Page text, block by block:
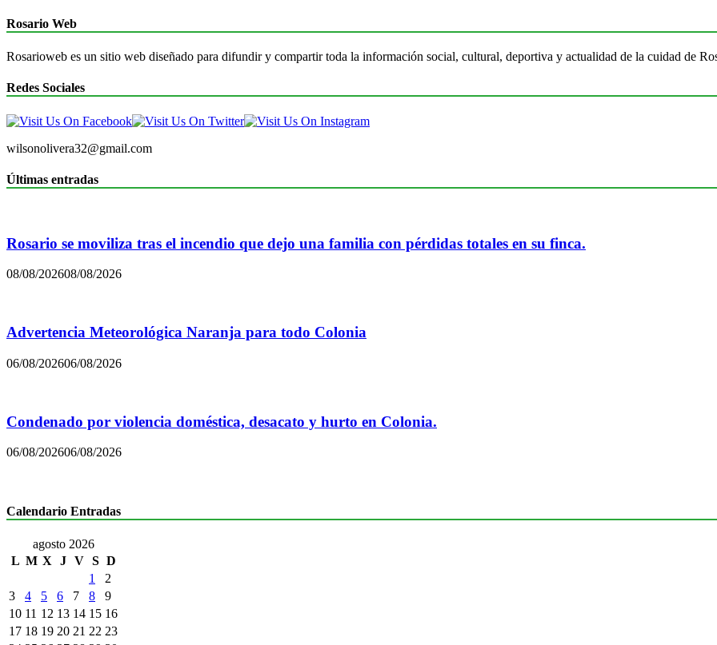
Rosario Web
Rosarioweb es un sitio web diseñado para difundir y compartir toda la información social, cultural, deportiva y actualidad de la cuidad de
Redes Sociales
wilsonolivera32@gmail.com
Últimas entradas
Rosario se moviliza tras el incendio que dejo una familia con pérdidas totales en su finca.
08/08/202608/08/2026
Advertencia Meteorológica Naranja para todo Colonia
06/08/202606/08/2026
Condenado por violencia doméstica, desacato y hurto en Colonia.
06/08/202606/08/2026
Calendario Entradas
agosto 2026
L M X J V S D
1
2
3
4 5 6 7 8
9
10 11 12 13 14 15 16
17 18 19 20 21 22 23